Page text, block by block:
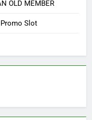
OLD MEMBER
Slot